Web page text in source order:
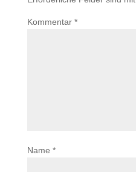
Kommentar *
Name *